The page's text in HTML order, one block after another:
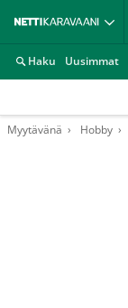
Haku Uusimmat
Myytävänä Hobby